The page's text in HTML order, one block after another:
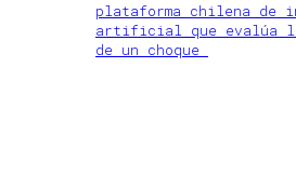
plataforma chilena de
artificial que evalúa
de un choque